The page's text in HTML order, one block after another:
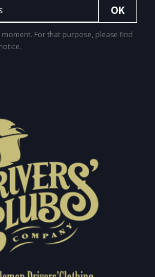
For that purpose, please find